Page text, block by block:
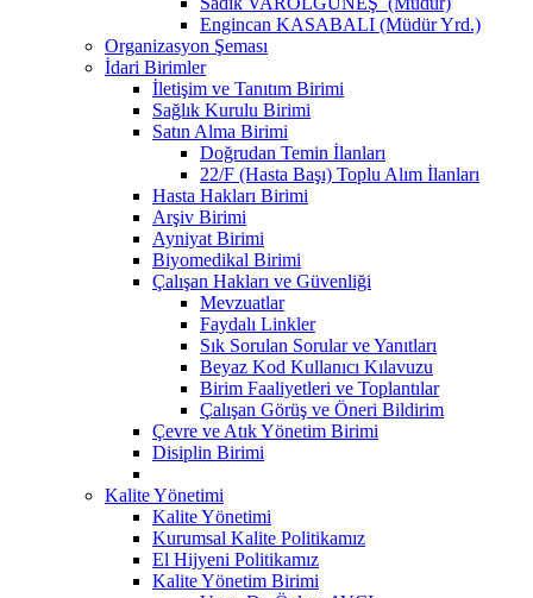
Engincan KASABALI (Müdür Yrd.)
Organizasyon Şeması
İdari Birimler
İletişim ve Tanıtım Birimi
Sağlık Kurulu Birimi
Satın Alma Birimi
Doğrudan Temin İlanları
22/F (Hasta Başı) Toplu Alım İlanları
Hasta Hakları Birimi
Arşiv Birimi
Ayniyat Birimi
Biyomedikal Birimi
Çalışan Hakları ve Güvenliği
Mevzuatlar
Faydalı Linkler
Sık Sorulan Sorular ve Yanıtları
Beyaz Kod Kullanıcı Kılavuzu
Birim Faaliyetleri ve Toplantılar
Çalışan Görüş ve Öneri Bildirim
Çevre ve Atık Yönetim Birimi
Disiplin Birimi
Kalite Yönetimi
Kalite Yönetimi
Kurumsal Kalite Politikamız
El Hijyeni Politikamız
Kalite Yönetim Birimi